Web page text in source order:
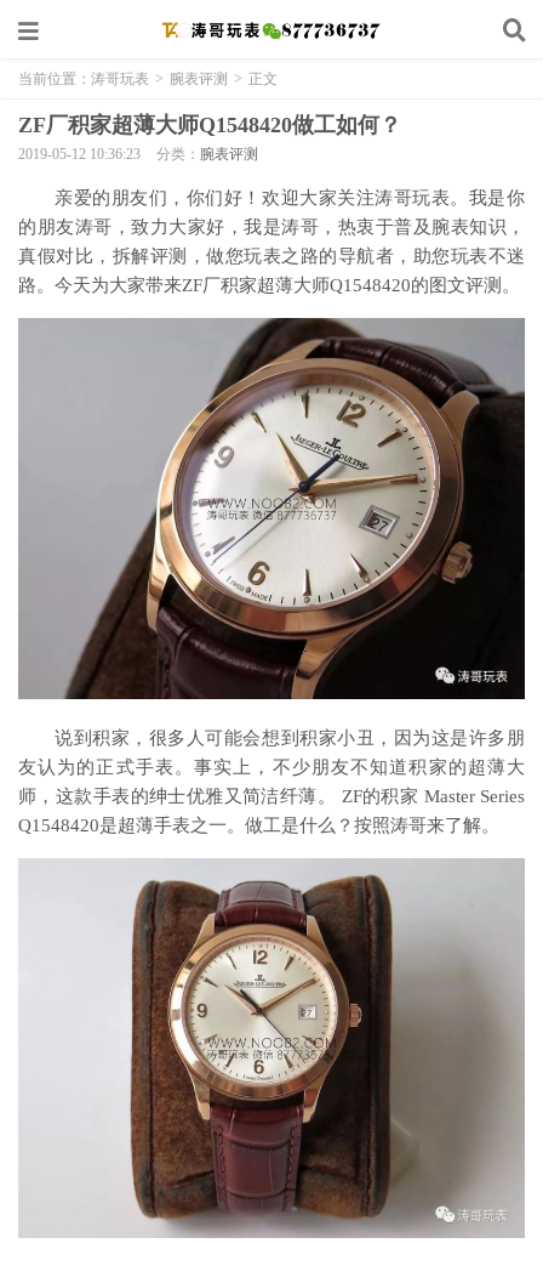
当前位置： 涛哥玩表 > 腕表评测 > 正文
ZF厂积家超薄大师Q1548420做工如何？
2019-05-12 10:36:23 分类： 腕表评测
亲爱的朋友们，你们好！欢迎大家关注涛哥玩表。我是你
的朋友涛哥，致力大家好，我是涛哥，热衷于普及腕表知识，
真假对比，拆解评测，做您玩表之路的导航者，助您玩表不迷
路。今天为大家带来ZF厂积家超薄大师Q1548420的图文评测。
说到积家，很多人可能会想到积家小丑，因为这是许多朋
友认为的正式手表。事实上，不少朋友不知道积家的超薄大
师，这款手表的绅士优雅又简洁纤薄。 ZF的积家 Master Series
Q1548420是超薄手表之一。做工是什么？按照涛哥来了解。